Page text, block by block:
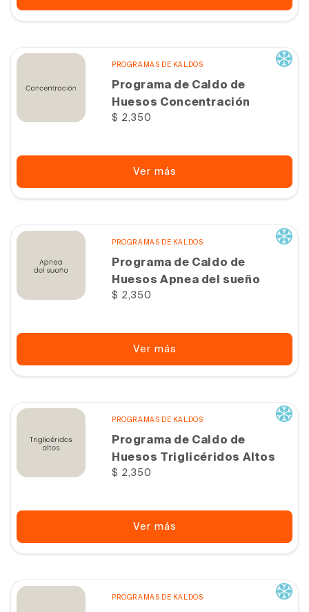
PROGRAMAS DE KALDOS
Programa de Caldo de
Huesos Concentración
Precio
$ 2,350
Ver más
PROGRAMAS DE KALDOS
Programa de Caldo de
Huesos Apnea del sueño
Precio
$ 2,350
Ver más
PROGRAMAS DE KALDOS
Programa de Caldo de
Huesos Triglicéridos Altos
Precio
$ 2,350
Ver más
PROGRAMAS DE KALDOS